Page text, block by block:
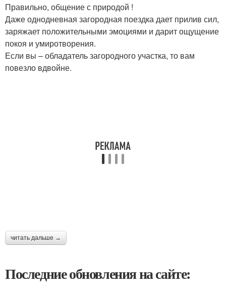
Правильно, общение с природой !
Даже однодневная загородная поездка дает прилив сил,
заряжает положительными эмоциями и дарит ощущение
покоя и умиротворения.
Если вы – обладатель загородного участка, то вам
повезло вдвойне.
читать дальше →
Последние обновления на сайте: